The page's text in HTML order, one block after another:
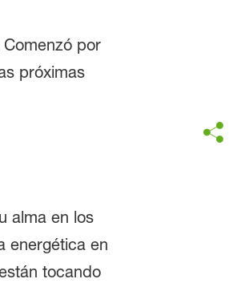
por
próximas
alma en los
energética en
tocando